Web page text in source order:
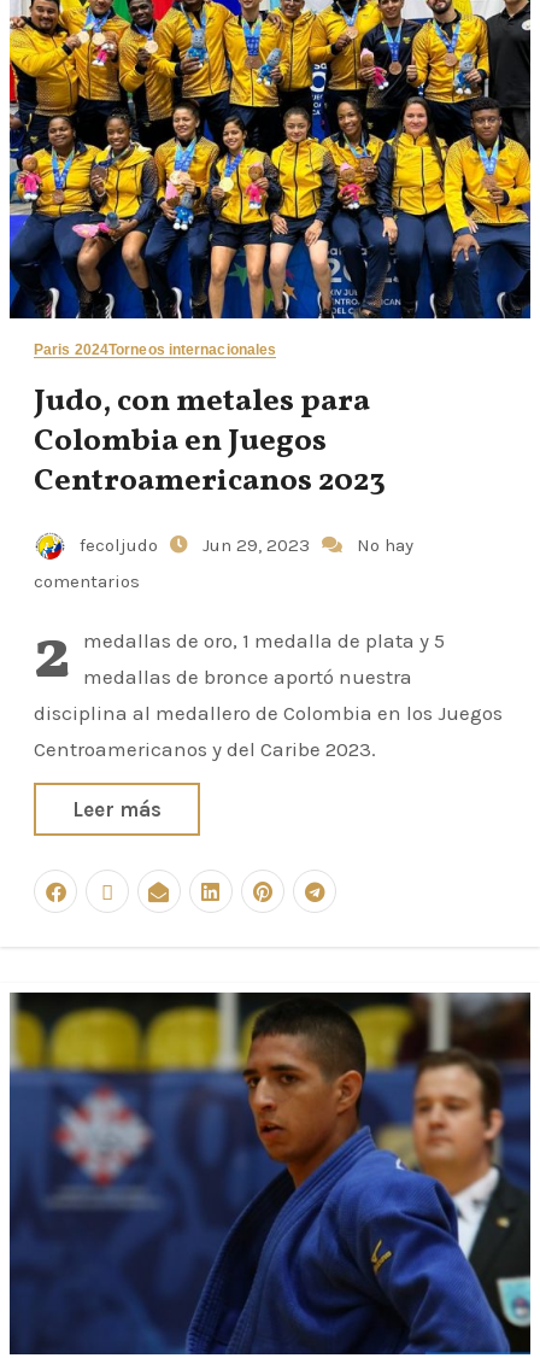
Paris 2024Torneos internacionales
Judo, con metales para
Colombia en Juegos
Centroamericanos 2023
fecoljudo Jun 29, 2023
No hay
comentarios
2
medallas de oro, 1 medalla de plata y 5
medallas de bronce aportó nuestra
disciplina al medallero de Colombia en los Juegos
Centroamericanos y del Caribe 2023.
Leer más